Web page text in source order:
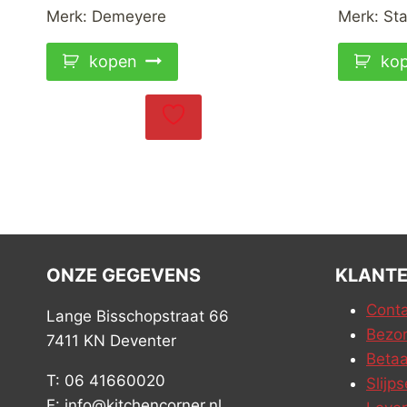
Merk: Demeyere
kopen
Merk:
ONZE GEGEVENS
Lange Bisschopstraat 66
7411 KN Deventer
T: 06 41660020